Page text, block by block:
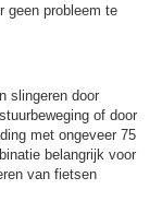
geen probleem te
slingeren door
of door
met ongeveer 75
belangrijk voor
van fietsen